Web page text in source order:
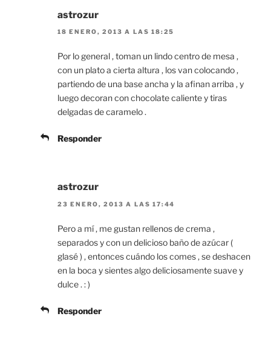
astrozur
18 ENERO, 2013 A LAS 18:25
Por lo general , toman un lindo centro de mesa ,
con un plato a cierta altura , los van colocando ,
partiendo de una base ancha y la afinan arriba , y
luego decoran con chocolate caliente y tiras
delgadas de caramelo .
Responder
astrozur
23 ENERO, 2013 A LAS 17:44
Pero a mí , me gustan rellenos de crema ,
separados y con un delicioso baño de azúcar (
glasé ) , entonces cuándo los comes , se deshacen
en la boca y sientes algo deliciosamente suave y
dulce . : )
Responder